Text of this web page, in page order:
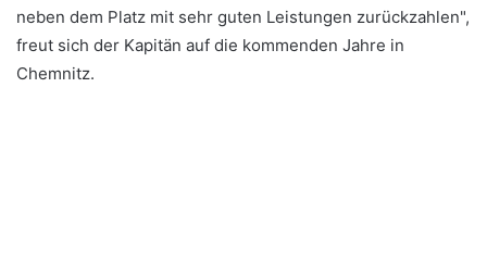
neben dem Platz mit sehr guten Leistungen zurückzahlen",
freut sich der Kapitän auf die kommenden Jahre in
Chemnitz.